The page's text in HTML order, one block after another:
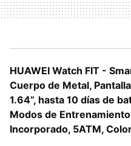
HUAWEI Watch FIT -
Cuerpo de Metal,
1.64”, hasta 10 días de
Modos de
Incorporado, 5ATM,